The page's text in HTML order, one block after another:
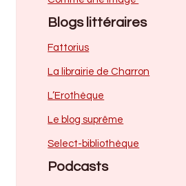
Blogs littéraires
Fattorius
La librairie de Charron
L’Erothèque
Le blog suprême
Select-bibliothèque
Podcasts